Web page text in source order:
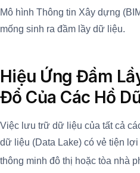
Mô hình Thông tin Xây dựng
mống sinh ra đầm lầy dữ liệu.
Hiệu Ứng Đầm
Đổ Của Các Hồ
Việc lưu trữ dữ liệu của tất cả
dữ liệu (Data Lake) có vẻ tiện
thông minh đô thị hoặc tòa nhà